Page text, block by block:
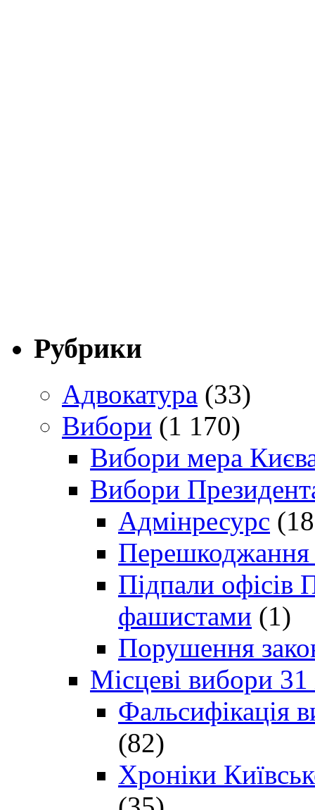
Рубрики
Адвокатура (33)
Вибори (1 170)
Вибори мера
Вибори
Адмінресурс
Перешкоджання
Підпали офісів
фашистами (1)
Порушення
Місцеві вибори
Фальсифікація
(82)
Хроніки